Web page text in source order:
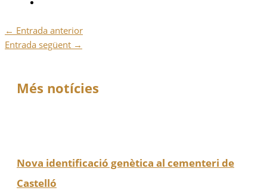
← Entrada anterior
Entrada següent →
Més notícies
Nova identificació genètica al cementeri de
Castelló